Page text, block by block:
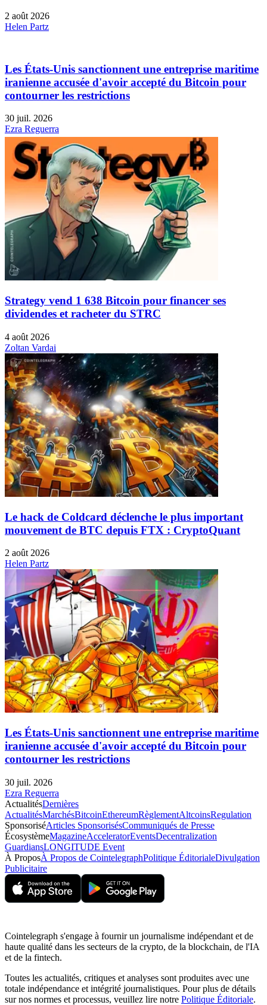
2 août 2026
Helen Partz
Les États-Unis sanctionnent une entreprise maritime
iranienne accusée d'avoir accepté du Bitcoin pour
contourner les restrictions
30 juil. 2026
Ezra Reguerra
Strategy vend 1 638 Bitcoin pour financer ses
dividendes et racheter du STRC
4 août 2026
Zoltan Vardai
Le hack de Coldcard déclenche le plus important
mouvement de BTC depuis FTX : CryptoQuant
2 août 2026
Helen Partz
Les États-Unis sanctionnent une entreprise maritime
iranienne accusée d'avoir accepté du Bitcoin pour
contourner les restrictions
30 juil. 2026
Ezra Reguerra
ActualitésDernières
ActualitésMarchésBitcoinEthereumRèglementAltcoinsRegulation
SponsoriséArticles SponsorisésCommuniqués de Presse
ÉcosystèmeMagazineAcceleratorEventsDecentralization
GuardiansLONGITUDE Event
À ProposÀ Propos de CointelegraphPolitique ÉditorialeDivulgation
Publicitaire
Cointelegraph s'engage à fournir un journalisme indépendant et de
haute qualité dans les secteurs de la crypto, de la blockchain, de l'IA
et de la fintech.
Toutes les actualités, critiques et analyses sont produites avec une
totale indépendance et intégrité journalistiques. Pour plus de détails
sur nos normes et processus, veuillez lire notre Politique Éditoriale.